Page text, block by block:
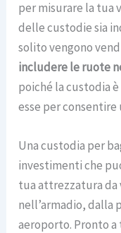
per misurare la tua
delle custodie sia
solito vengono
includere le ruote
poiché la custodia
esse per
Una custodia per
investimenti che
tua attrezzatura da
nell’armadio, dalla
aeroporto. Pronto